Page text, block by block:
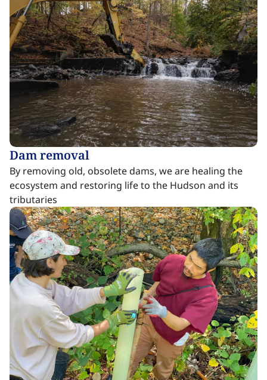
Dam removal​​​​‌ ‍ ​‍​‍‌‍ ‌ ​‍‌‍‍‌‌‍‌ ‌‍‍‌‌‍ ‍​‍​‍​ ‍‍​‍​‍‌ ​ ‌‍​‌‌‍ ‍‌‍‍‌‌ ‌​‌ ‍‌​‍ ‍‌‍‍‌‌‍ ​‍​‍​‍ ​​‍​‍‌‍‍​‌ ​‍‌‍‌‌‌‍‌‍​‍​‍​ ‍‍​‍​‍‌‍‍​‌ ‌​‌ ‌​‌ ​​‌ ​ ​ ‍‍​‍ ​‍ ‌‍​ ‌‍ ‌‌ ​ ​‍ ‍‌‍ ‌‌‍​‌‌‍‍‌‌‍ ‍​‍ ‍​ ​‍​ ​​​ ​‍​ ‌​‌ ​‍‌‍‌‌‌‍‌​‌‍‌‌‌ ​ ‌‍‍‌‌‍‌ ‌‍ ‍​‍ ‍‌ ​‍‌‍‍‌‌ ‌‍‌‍‌‌‌ ​‍‌‍‍ ‌‍‌‌‌‍‌‌‌ ​​‌‍‌‌‌ ​‍​‍ ‍‌‍ ‌ ​‍‌‍‌ ​‍ ‌‍‍‌‌‍ ‍‌ ‌​‌‍‌‌‌‍ ‍‌ ‌​​‍ ‌‍‌‌‌‍‌​‌‍‍‌‌ ‌​​‍ ‌‍ ‌‌‍ ‌‍‌​‌‍‌‌​ ‌‌ ​​‌ ​‍‌‍‌‌‌ ​ ‌‍‌‌‌‍ ‍‌ ‌​‌‍​‌‌ ‌​‌‍‍‌‌‍ ‌‍ ‍​ ‍ ‌‍‍‌‌‍‌​​ ‌​ ​ ‌‍‌‌‌‍‌‍‌‍‌​​ ​​​ ​ ​ ​‌​ ‌‌​‍ ‌​ ​‍​ ​​​ ‌​‌‍‌‍​‍ ‌​ ‌​​ ‌‌​ ​‌​ ​ ​‍ ‌​ ‍‌​ ‍​‌‍‌‍​ ‌‍​‍ ‌‌‍‌‍​ ‌‌​ ​‍‌‍‌​​ ‍‌​ ​‌​ ​ ​ ​ ‌‍​‍​ ‌‌‌‍‌‍​ ‍‌​ ‍ ‌ ‌​‌ ‍‌‌ ​​‌‍‌‌​ ‌‌‍​ ‌‍​‌‌‍ ‌‌ ​​‌‍​‌‌‍‍‌‌‍‌ ‌‍ ‍​ ‍ ‌ ​​‌‍​‌‌ ‌​‌‍‍​​ ‌‌ ‌​‌‍‍‌‌ ‌​‌‍ ​‌‍‌‌​ ‌‍​‍‌‍​‌‌ ​ ‌‍‌‌‌‌‌‌‌ ​‍‌‍ ​​ ‌‌‍‍​‌ ‌​‌ ‌​‌ ​​‌ ​ ​‍‌‌​ ​ ‌​​‌​‍‌‌​ ​‍‌​‌‍​‍‌‌​ ​‍‌​‌‍‌‍​ ‌‍ ‌‌ ​ ​‍ ‍‌‍ ‌‌‍​‌‌‍‍‌‌‍ ‍​‍ ‍​ ​‍​ ​​​ ​‍​ ‌​‌ ​‍‌‍‌‌‌‍‌​‌‍‌‌‌ ​ ‌‍‍‌‌‍‌ ‌‍ ‍​‍ ‍‌ ​‍‌‍‍‌‌ ‌‍‌‍‌‌‌ ​‍‌‍‍ ‌‍‌‌‌‍‌‌‌ ​​‌‍‌‌‌ ​‍​‍ ‍‌‍ ‌ ​‍‌‍‌ ​‍‌‍‌‍‍‌‌‍‌​​ ‌​ ​ ‌‍‌‌‌‍‌‍‌‍‌​​ ​​​ ​ ​ ​‌​ ‌‌​‍ ‌​ ​‍​ ​​​ ‌​‌‍‌‍​‍ ‌​ ‌​​ ‌‌​ ​‌​ ​ ​‍ ‌​ ‍‌​ ‍​‌‍‌‍​ ‌‍​‍ ‌‌‍‌‍​ ‌‌​ ​‍‌‍‌​​ ‍‌​ ​‌​ ​ ​ ​ ‌‍​‍​ ‌‌‌‍‌‍​ ‍‌​‍‌‍‌ ‌​‌ ‍‌‌ ​​‌‍‌‌​ ‌‌‍​ ‌‍​‌‌‍ ‌‌ ​​‌‍​‌‌‍‍‌‌‍‌ ‌‍ ‍​‍‌‍‌ ​​‌‍​‌‌ ‌​‌‍‍​​ ‌‌ ‌​‌‍‍‌‌ ‌​‌‍ ​‌‍‌‌​‍‌‍‌ ​​‌‍‌‌‌ ​‍‌ ​ ‌ ​​‌‍‌‌‌‍​ ‌ ‌​‌‍‍‌‌ ‌‍‌‍‌‌​ ‌‌ ​​‌ ‌‌‌‍​‍‌‍ ​‌‍‍‌‌ ​ ‌‍‍​‌‍‌‌‌‍‌​​‍​‍‌ ‌
By removing old, obsolete dams, we are healing the
ecosystem and restoring life to the Hudson and its
tributaries ​​​​‌ ‍ ​‍​‍‌‍ ‌ ​‍‌‍‍‌‌‍‌ ‌‍‍‌‌‍ ‍​‍​‍​ ‍‍​‍​‍‌ ​ ‌‍​‌‌‍ ‍‌‍‍‌‌ ‌​‌ ‍‌​‍ ‍‌‍‍‌‌‍ ​‍​‍​‍ ​​‍​‍‌‍‍​‌ ​‍‌‍‌‌‌‍‌‍​‍​‍​ ‍‍​‍​‍‌‍‍​‌ ‌​‌ ‌​‌ ​​‌ ​ ​ ‍‍​‍ ​‍ ‌‍​ ‌‍ ‌‌ ​ ​‍ ‍‌‍ ‌‌‍​‌‌‍‍‌‌‍ ‍​‍ ‍​ ​‍​ ​​​ ​‍​ ‌​‌ ​‍‌‍‌‌‌‍‌​‌‍‌‌‌ ​ ‌‍‍‌‌‍‌ ‌‍ ‍​‍ ‍‌ ​‍‌‍‍‌‌ ‌‍‌‍‌‌‌ ​‍‌‍‍ ‌‍‌‌‌‍‌‌‌ ​​‌‍‌‌‌ ​‍​‍ ‍‌‍ ‌ ​‍‌‍‌ ​‍ ‌‍‍‌‌‍ ‍‌ ‌​‌‍‌‌‌‍ ‍‌ ‌​​‍ ‌‍‌‌‌‍‌​‌‍‍‌‌ ‌​​‍ ‌‍ ‌‌‍ ‌‍‌​‌‍‌‌​ ‌‌ ​​‌ ​‍‌‍‌‌‌ ​ ‌‍‌‌‌‍ ‍‌ ‌​‌‍​‌‌ ‌​‌‍‍‌‌‍ ‌‍ ‍​ ‍ ‌‍‍‌‌‍‌​​ ‌​ ​ ‌‍‌‌‌‍‌‍‌‍‌​​ ​​​ ​ ​ ​‌​ ‌‌​‍ ‌​ ​‍​ ​​​ ‌​‌‍‌‍​‍ ‌​ ‌​​ ‌‌​ ​‌​ ​ ​‍ ‌​ ‍‌​ ‍​‌‍‌‍​ ‌‍​‍ ‌‌‍‌‍​ ‌‌​ ​‍‌‍‌​​ ‍‌​ ​‌​ ​ ​ ​ ‌‍​‍​ ‌‌‌‍‌‍​ ‍‌​ ‍ ‌ ‌​‌ ‍‌‌ ​​‌‍‌‌​ ‌‌‍​ ‌‍​‌‌‍ ‌‌ ​​‌‍​‌‌‍‍‌‌‍‌ ‌‍ ‍​ ‍ ‌ ​​‌‍​‌‌ ‌​‌‍‍​​ ‌‌ ​ ‌‍‍​‌‍ ‌ ​‍‌ ‌​‌​‌​‌‍‌‌‌ ​ ‌‍​ ‌ ​‍‌‍‍‌‌ ​​‌ ‌​‌‍‍‌‌‍ ‌‍ ‍​ ‌‍​‍‌‍​‌‌ ​ ‌‍‌‌‌‌‌‌‌ ​‍‌‍ ​​ ‌‌‍‍​‌ ‌​‌ ‌​‌ ​​‌ ​ ​‍‌‌​ ​ ‌​​‌​‍‌‌​ ​‍‌​‌‍​‍‌‌​ ​‍‌​‌‍‌‍​ ‌‍ ‌‌ ​ ​‍ ‍‌‍ ‌‌‍​‌‌‍‍‌‌‍ ‍​‍ ‍​ ​‍​ ​​​ ​‍​ ‌​‌ ​‍‌‍‌‌‌‍‌​‌‍‌‌‌ ​ ‌‍‍‌‌‍‌ ‌‍ ‍​‍ ‍‌ ​‍‌‍‍‌‌ ‌‍‌‍‌‌‌ ​‍‌‍‍ ‌‍‌‌‌‍‌‌‌ ​​‌‍‌‌‌ ​‍​‍ ‍‌‍ ‌ ​‍‌‍‌ ​‍‌‍‌‍‍‌‌‍‌​​ ‌​ ​ ‌‍‌‌‌‍‌‍‌‍‌​​ ​​​ ​ ​ ​‌​ ‌‌​‍ ‌​ ​‍​ ​​​ ‌​‌‍‌‍​‍ ‌​ ‌​​ ‌‌​ ​‌​ ​ ​‍ ‌​ ‍‌​ ‍​‌‍‌‍​ ‌‍​‍ ‌‌‍‌‍​ ‌‌​ ​‍‌‍‌​​ ‍‌​ ​‌​ ​ ​ ​ ‌‍​‍​ ‌‌‌‍‌‍​ ‍‌​‍‌‍‌ ‌​‌ ‍‌‌ ​​‌‍‌‌​ ‌‌‍​ ‌‍​‌‌‍ ‌‌ ​​‌‍​‌‌‍‍‌‌‍‌ ‌‍ ‍​‍‌‍‌ ​​‌‍​‌‌ ‌​‌‍‍​​ ‌‌ ​ ‌‍‍​‌‍ ‌ ​‍‌ ‌​‌​‌​‌‍‌‌‌ ​ ‌‍​ ‌ ​‍‌‍‍‌‌ ​​‌ ‌​‌‍‍‌‌‍ ‌‍ ‍​‍‌‍‌ ​​‌‍‌‌‌ ​‍‌ ​ ‌ ​​‌‍‌‌‌‍​ ‌ ‌​‌‍‍‌‌ ‌‍‌‍‌‌​ ‌‌ ​​‌ ‌‌‌‍​‍‌‍ ​‌‍‍‌‌ ​ ‌‍‍​‌‍‌‌‌‍‌​​‍​‍‌ ‌